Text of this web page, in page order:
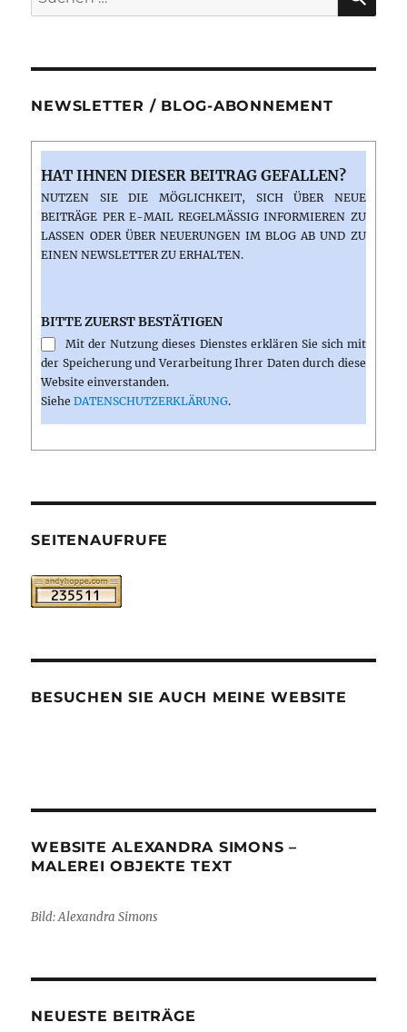
nach:
NEWSLETTER / BLOG-ABONNEMENT
HAT IHNEN DIESER BEITRAG GEFALLEN?
NUTZEN SIE DIE MÖGLICHKEIT, SICH ÜBER NEUE
BEITRÄGE PER E-MAIL REGELMÄSSIG INFORMIEREN ZU L
ASSEN ODER ÜBER NEUERUNGEN IM BLOG AB UND ZU E
INEN NEWSLETTER ZU ERHALTEN.
BITTE ZUERST BESTÄTIGEN
Mit der Nutzung dieses Dienstes erklären Sie sich mit
der Speicherung und Verarbeitung Ihrer Daten durch diese
Website einverstanden.
SieheDATENSCHUTZERKLÄRUNG.
SEITENAUFRUFE
BESUCHEN SIE AUCH MEINE WEBSITE
WEBSITE ALEXANDRA SIMONS –
MALEREI OBJEKTE TEXT
Bild: Alexandra Simons
NEUESTE BEITRÄGE